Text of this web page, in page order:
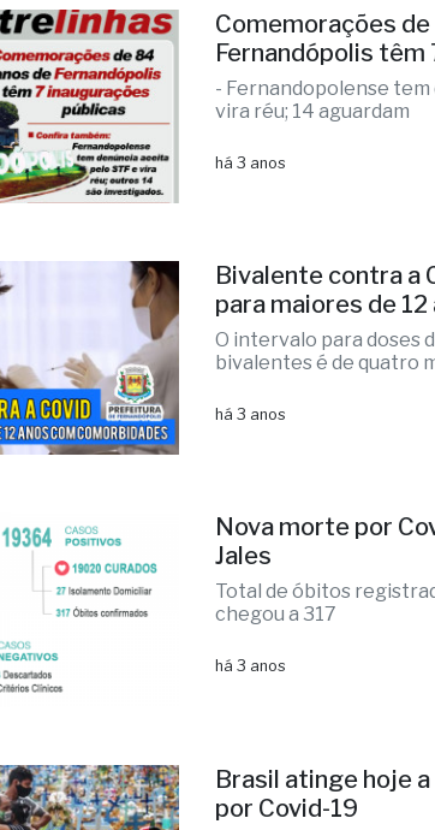
Comemorações
Fernandópolis têm
- Fernandopolense tem
vira réu; 14 aguardam
há 3 anos
Bivalente contra a
para maiores de 12
O intervalo para doses
bivalentes é de quatro
há 3 anos
Nova morte por
Jales
Total de óbitos
chegou a 317
há 3 anos
Brasil atinge hoje
por Covid-19